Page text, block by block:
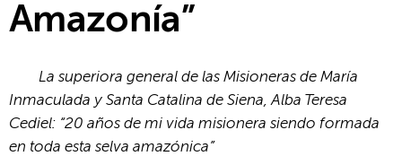
Amazonía”
La superiora general de las Misioneras de María
Inmaculada y Santa Catalina de Siena, Alba Teresa
Cediel: “20 años de mi vida misionera siendo formada
en toda esta selva amazónica”